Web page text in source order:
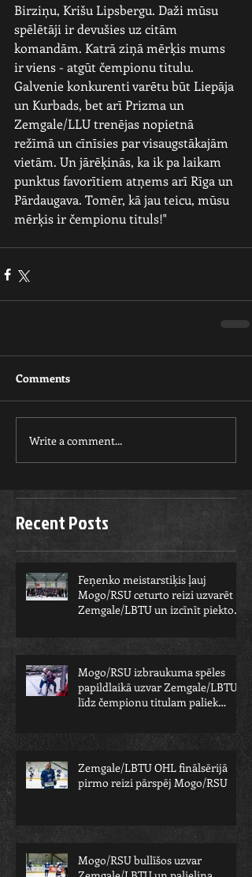
Birziņu, Krišu Lipsbergu. Daži mūsu
spēlētāji ir devušies uz citām
komandām. Katrā ziņā mērķis mums
ir viens - atgūt čempionu titulu.
Galvenie konkurenti varētu būt Liepāja
un Kurbads, bet arī Prizma un
Zemgale/LLU trenējas nopietnā
režīmā un cīnīsies par visaugstākajām
vietām. Un jārēķinās, ka ik pa laikam
punktus favorītiem atņems arī Rīga un
Pārdaugava. Tomēr, kā jau teicu, mūsu
mērķis ir čempionu tituls!"
Comments
Write a comment...
Recent Posts
Feņenko meistarstiķis ļauj
Mogo/RSU ceturto reizi uzvarēt
Zemgale/LBTU un izcīnīt piekto
Mogo/RSU izbraukuma spēles
papildlaikā uzvar Zemgale/LBTU -
līdz čempionu titulam paliek
Zemgale/LBTU OHL finālsērijā
pirmo reizi pārspēj Mogo/RSU
Mogo/RSU bullīšos uzvar